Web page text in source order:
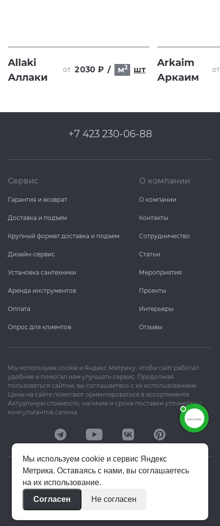
Allaki
Аллаки
от 2 030 ₽ / м2 шт
Arkaim
Аркаим
от
+7 423 230-06-88
Сервис
Гарантия и возврат
Доставка и подъем
Крупный формат доставка и подъем
Дизайн-сервис
Установка сантехники
Аренда инструментов
Оплата
Опрос для клиентов
О компании
О компании
Контакты
Сотрудничество
Статьи
Мероприятия
Проекты
Интерьеры
Отзывы
Мы используем cookie и Яндекс Метрику, чтобы сайт работал
удобнее и помогал нам улучшать сервис. Продолжая
пользоваться сайтом, вы соглашаетесь с их использованием.
Цены на сайте помогают ориентироваться в ассортименте.
Актуальную стоимость, наличие и сроки поставки уточняйте у
консультантов салона.
© 2020–2026 «Апекс»
Политика конфиденциальности
Мы используем cookie и сервис Яндекс
Метрика. Оставаясь с нами, вы соглашаетесь
на их использование.
Согласен
Не согласен